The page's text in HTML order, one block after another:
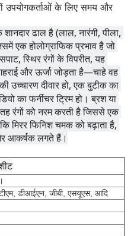
उपयोगकर्ताओं के लिए समय और
ढाल है (लाल, नारंगी, पीला,
एक होलोग्राफिक प्रभाव है जो
स्थिर रंगों के विपरीत, यह
और ऊर्जा जोड़ता है—चाहे वह
उच्चारण दीवार हो, एक बुटीक का
का फर्नीचर ट्रिम हो। ब्रश या
रंगों को नरम करती है जिससे एक
मिरर फिनिश चमक को बढ़ाता है,
आकर्षक लगते हैं।
डीआईएन, जीबी, एसयूएस, आदि